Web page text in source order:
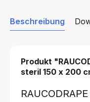
Beschreibung
Produkt
steril 150 x 200